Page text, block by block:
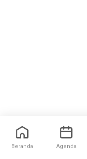
Beranda Agenda